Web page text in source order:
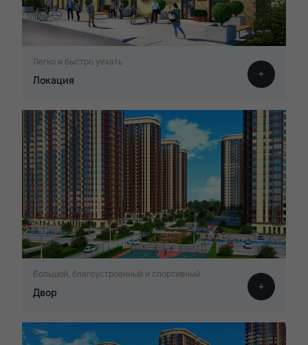
Легко и быстро уехать
Локация
Большой, благоустроенный и спортивный
Двор